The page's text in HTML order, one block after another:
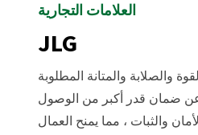
العلامات التجارية
JLG
توفر منصات شركة JLG القوة والصلابة والمتانة المطلوبة
عن ضمان قدر أكبر من الوصول
والثبات ، مما يمنح العمال